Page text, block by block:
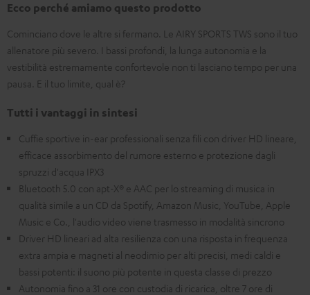
Ecco perché amiamo questo prodotto
Cominciano dove le altre si fermano. Le AIRY SPORTS TWS sono il tuo
allenatore più severo. I bassi profondi, la lunga autonomia e la
vestibilità estremamente confortevole non ti lasciano tempo per una
pausa. E il tuo limite, qual è?
Tutti i vantaggi in sintesi
Cuffie sportive in-ear professionali senza fili con driver HD lineare,
efficace assorbimento del rumore esterno e protezione dagli
spruzzi d'acqua IPX3
Bluetooth 5.0 con apt-X® e AAC per lo streaming di musica in
qualità simile a un CD da Spotify, Amazon Music, YouTube, Apple
Music e Co., l'audio video viene trasmesso in modalità sincrono
Driver HD lineari ad alta resilienza con una risposta in frequenza
extra ampia e magneti al neodimio per alti precisi, medi caldi e
bassi potenti: il suono più potente in questa classe di prezzo
Autonomia fino a 31 ore con custodia di ricarica, oltre 7 ore di